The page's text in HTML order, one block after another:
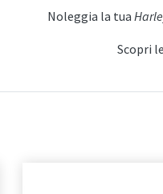
Noleggia la tua
Scopri